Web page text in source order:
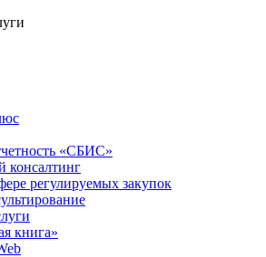
«СБИС»
консалтинг
регулируемых закупок
книга»